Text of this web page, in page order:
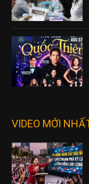
VIDEO MỚI